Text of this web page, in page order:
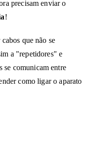
precisam enviar o
!
que não se
a "repetidores" e
se comunicam entre
como ligar o aparato